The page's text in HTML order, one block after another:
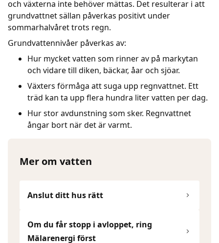
och växterna inte behöver mättas. Det resulterar i att
grundvattnet sällan påverkas positivt under
sommarhalvåret trots regn.
Grundvattennivåer påverkas av:
Hur mycket vatten som rinner av på markytan
och vidare till diken, bäckar, åar och sjöar.
Växters förmåga att suga upp regnvattnet. Ett
träd kan ta upp flera hundra liter vatten per dag.
Hur stor avdunstning som sker. Regnvattnet
ångar bort när det är varmt.
Mer om vatten
Anslut ditt hus rätt
Om du får stopp i avloppet, ring
Mälarenergi först